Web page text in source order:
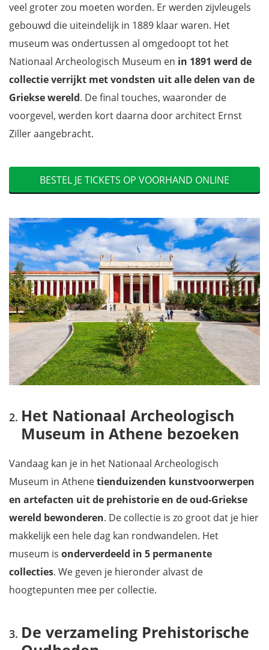
veel groter zou moeten worden. Er werden zijvleugels
gebouwd die uiteindelijk in 1889 klaar waren. Het
museum was ondertussen al omgedoopt tot het
Nationaal Archeologisch Museum en in 1891 werd de
collectie verrijkt met vondsten uit alle delen van de
Griekse wereld. De final touches, waaronder de
voorgevel, werden kort daarna door architect Ernst
Ziller aangebracht.
BESTEL JE TICKETS OP VOORHAND ONLINE
Het Nationaal Archeologisch
Museum in Athene bezoeken
Vandaag kan je in het Nationaal Archeologisch
Museum in Athenetienduizenden kunstvoorwerpen
en artefacten uit de prehistorie en de oud-Griekse
wereld bewonderen. De collectie is zo groot dat je hier
makkelijk een hele dag kan rondwandelen. Het
museum is onderverdeeld in 5 permanente
collecties. We geven je hieronder alvast de
hoogtepunten mee per collectie.
De verzameling Prehistorische